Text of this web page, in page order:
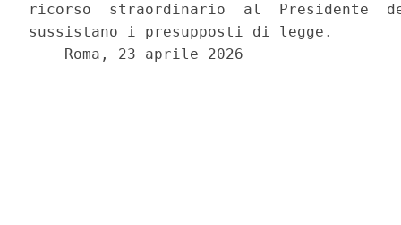
ricorso  straordinario  al  Presidente
sussistano i presupposti di legge.
    Roma, 23 aprile 2026